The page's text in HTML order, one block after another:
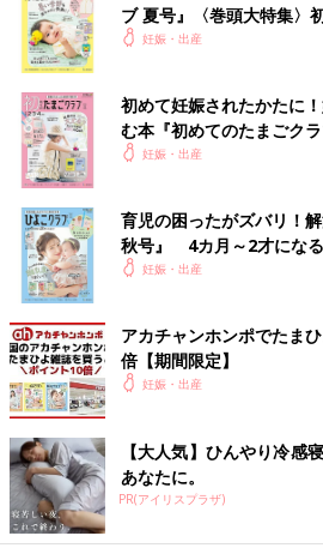
ブ 夏号』〈巻頭大特集〉
く！ おっぱい・ミルクの
妊娠・出産
初めて妊娠されたかたに
む本『初めてのたまごクラ
妊娠・出産
育児の困ったがズバリ！
秋号』 4カ月～2才にな
いっぱい！
妊娠・出産
アカチャンホンポでたま
倍【期間限定】
妊娠・出産
【大人気】ひんやり冷感
あなたに。
PR(アイリスプラザ)